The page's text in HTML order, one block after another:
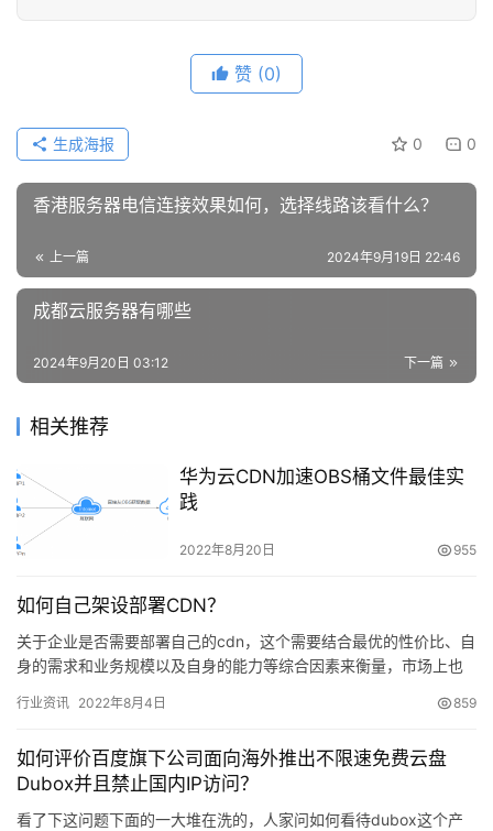
赞 (0)
0 0
生成海报
香港服务器电信连接效果如何，选择线路该看什么？
上一篇 2024年9月19日 22:46
成都云服务器有哪些
下一篇
2024年9月20日 03:12
相关推荐
华为云CDN加速OBS桶文件最佳实
践
2022年8月20日 955
如何自己架设部署CDN？
关于企业是否需要部署自己的cdn，这个需要结合最优的性价比、自
身的需求和业务规模以及自身的能力等综合因素来衡量，市场上也
行业资讯 2022年8月4日 859
如何评价百度旗下公司面向海外推出不限速免费云盘
Dubox并且禁止国内IP访问？
看了下这问题下面的一大堆在洗的，人家问如何看待dubox这个产